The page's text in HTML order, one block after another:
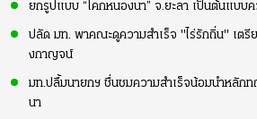
ยกรูปแบบ “โคกหนองนา” จ.ยะลา เป็นต้นแบบ
ปลัด มท. พาคณะดูความสำเร็จ "ไร่รักถิ่น" เตรี
งกาญจน์
มท.ปลื้มนายกฯ ชื่นชมความสำเร็จน้อมนำหลักท
นา